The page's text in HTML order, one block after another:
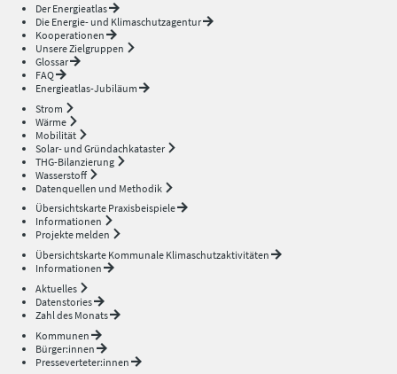
Der Energieatlas
Die Energie- und Klimaschutzagentur
Kooperationen
Unsere Zielgruppen
Glossar
FAQ
Energieatlas-Jubiläum
Strom
Wärme
Mobilität
Solar- und Gründachkataster
THG-Bilanzierung
Wasserstoff
Datenquellen und Methodik
Übersichtskarte Praxisbeispiele
Informationen
Projekte melden
Übersichtskarte Kommunale Klimaschutzaktivitäten
Informationen
Aktuelles
Datenstories
Zahl des Monats
Kommunen
Bürger:innen
Presseverteter:innen